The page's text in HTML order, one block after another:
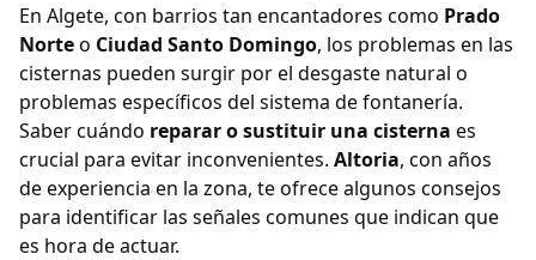
En Algete, con barrios tan encantadores como Prado
Norteo Ciudad Santo Domingo, los problemas en las
cisternas pueden surgir por el desgaste natural o
problemas específicos del sistema de fontanería.
Saber cuándo reparar o sustituir una cisterna es
crucial para evitar inconvenientes. Altoria, con años
de experiencia en la zona, te ofrece algunos consejos
para identificar las señales comunes que indican que
es hora de actuar.